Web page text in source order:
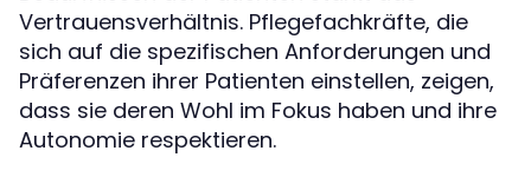
Vertrauensverhältnis. Pflegefachkräfte, die
sich auf die spezifischen Anforderungen und
Präferenzen ihrer Patienten einstellen, zeigen,
dass sie deren Wohl im Fokus haben und ihre
Autonomie respektieren.